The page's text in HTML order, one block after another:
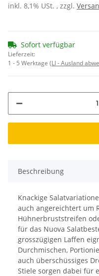
inkl. 8,1% USt. , zzgl.
Sofort verfügbar
Lieferzeit:
1 - 5 Werktage (LI - Ausland
Beschreibung
Knackige
auch angereichtert um
Hühnerbruststreifen
für das Nuova
grosszügigen Laffen
Durchmischen,
auch überschüssiges
Stiele sorgen dabei für